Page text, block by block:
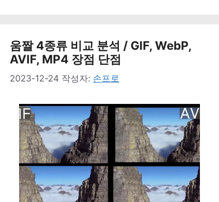
움짤 4종류 비교 분석 / GIF, WebP,
AVIF, MP4 장점 단점
2023-12-24 작성자: 손프로